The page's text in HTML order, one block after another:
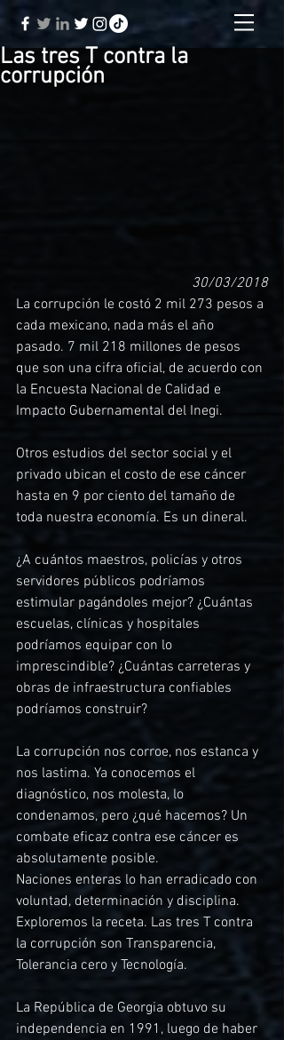
Las tres T contra la
corrupción
30/03/2018
La corrupción le costó 2 mil 273 pesos a
cada mexicano, nada más el año
pasado. 7 mil 218 millones de pesos
que son una cifra oficial, de acuerdo con
la Encuesta Nacional de Calidad e
Impacto Gubernamental del Inegi.
Otros estudios del sector social y el
privado ubican el costo de ese cáncer
hasta en 9 por ciento del tamaño de
toda nuestra economía. Es un dineral.
¿A cuántos maestros, policías y otros
servidores públicos podríamos
estimular pagándoles mejor? ¿Cuántas
escuelas, clínicas y hospitales
podríamos equipar con lo
imprescindible? ¿Cuántas carreteras y
obras de infraestructura confiables
podríamos construir?
La corrupción nos corroe, nos estanca y
nos lastima. Ya conocemos el
diagnóstico, nos molesta, lo
condenamos, pero ¿qué hacemos? Un
combate eficaz contra ese cáncer es
absolutamente posible.
Naciones enteras lo han erradicado con
voluntad, determinación y disciplina.
Exploremos la receta. Las tres T contra
la corrupción son Transparencia,
Tolerancia cero y Tecnología.
La República de Georgia obtuvo su
independencia en 1991, luego de haber